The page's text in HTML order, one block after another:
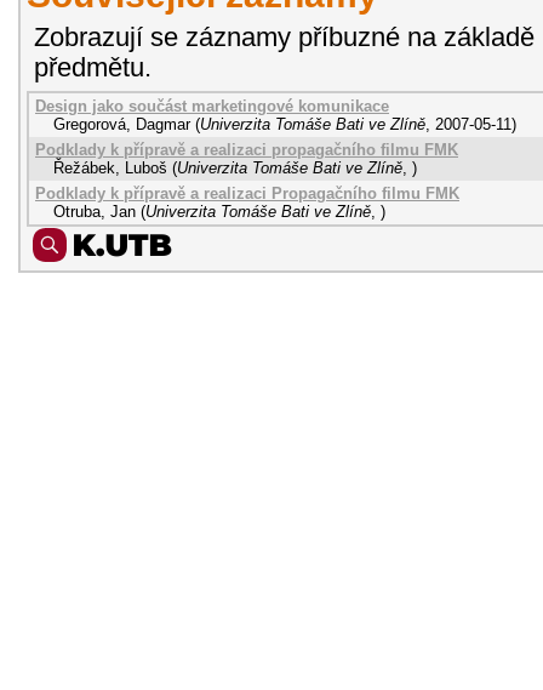
Zobrazují se záznamy příbuzné na základě
předmětu.
Design jako součást marketingové komunikace
Gregorová, Dagmar (Univerzita Tomáše Bati ve Zlíně, 2007-05-11)
Podklady k přípravě a realizaci propagačního filmu FMK
Řežábek, Luboš (Univerzita Tomáše Bati ve Zlíně, )
Podklady k přípravě a realizaci Propagačního filmu FMK
Otruba, Jan (Univerzita Tomáše Bati ve Zlíně, )